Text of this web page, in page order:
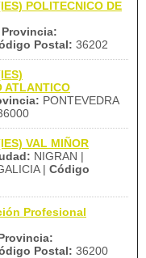
POLITECNICO DE
Provincia:
Postal: 36202
ATLANTICO
PONTEVEDRA
VAL MIÑOR
NIGRAN |
| Código
Profesional
Postal: 36200